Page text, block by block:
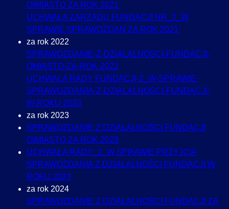
O!MIASTO ZA ROK 2021
UCHWAŁA ZARZĄDU FUNDACJI NR_2_W
SPRAWIE SPRAWOZDAŃ ZA ROK 2021
za rok 2022
SPRAWOZDANIE-Z-DZIALALNOSCI-FUNDACJI-
OMIASTO-ZA-ROK-2022
UCHWALA RADY FUNDACJI-2_W-SPRAWIE-
SPRAWOZDANIA-Z-DZIALALNOSCI-FUNDACJI-
W-ROKU-2022
za rok 2023
SPRAWOZDANIE Z DZIAŁALNOŚCI FUNDACJI
O!MIASTO ZA ROK 2023
UCHWAŁA RADY_2_W SPRAWIE PRZYJCIA
SPRAWOZDANIA Z DZIAŁALNOŚCI FUNDACJI W
ROKU 2023
za rok 2024
SPRAWOZDANIE Z DZIAŁALNOŚCI FUNDACJI ZA